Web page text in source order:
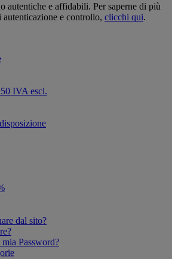
autentiche e affidabili. Per saperne di più
e controllo, clicchi qui.
IVA escl.
dal sito?
Password?